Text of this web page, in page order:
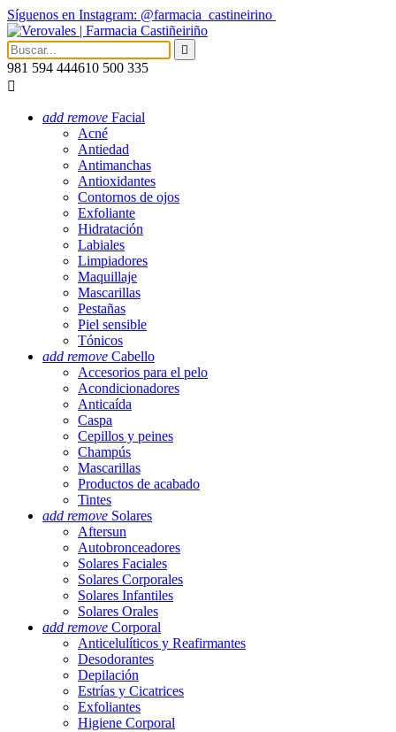
Síguenos en Instagram: @farmacia_castineirino

981 594 444610 500 335

add remove Facial
Acné
Antiedad
Antimanchas
Antioxidantes
Contornos de ojos
Exfoliante
Hidratación
Labiales
Limpiadores
Maquillaje
Mascarillas
Pestañas
Piel sensible
Tónicos
add remove Cabello
Accesorios para el pelo
Acondicionadores
Anticaída
Caspa
Cepillos y peines
Champús
Mascarillas
Productos de acabado
Tintes
add remove Solares
Aftersun
Autobronceadores
Solares Faciales
Solares Corporales
Solares Infantiles
Solares Orales
add remove Corporal
Anticelulíticos y Reafirmantes
Desodorantes
Depilación
Estrías y Cicatrices
Exfoliantes
Higiene Corporal